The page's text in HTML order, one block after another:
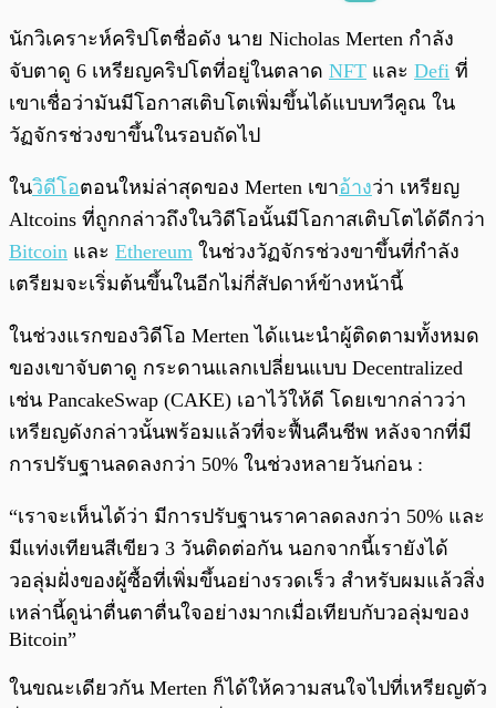
พร้อมเล่น /0:00
นักวิเคราะห์คริปโตชื่อดัง นาย Nicholas Merten กำลัง
จับตาดู 6 เหรียญคริปโตที่อยู่ในตลาด NFT และ Defi ที่
เขาเชื่อว่ามันมีโอกาสเติบโตเพิ่มขึ้นได้แบบทวีคูณ ใน
วัฏจักรช่วงขาขึ้นในรอบถัดไป
ในวิดีโอตอนใหม่ล่าสุดของ Merten เขาอ้างว่า เหรียญ
Altcoins ที่ถูกกล่าวถึงในวิดีโอนั้นมีโอกาสเติบโตได้ดีกว่า
Bitcoin และ Ethereum ในช่วงวัฏจักรช่วงขาขึ้นที่กำลัง
เตรียมจะเริ่มต้นขึ้นในอีกไม่กี่สัปดาห์ข้างหน้านี้
ในช่วงแรกของวิดีโอ Merten ได้แนะนำผู้ติดตามทั้งหมด
ของเขาจับตาดู กระดานแลกเปลี่ยนแบบ Decentralized
เช่น PancakeSwap (CAKE) เอาไว้ให้ดี โดยเขากล่าวว่า
เหรียญดังกล่าวนั้นพร้อมแล้วที่จะฟื้นคืนชีพ หลังจากที่มี
การปรับฐานลดลงกว่า 50% ในช่วงหลายวันก่อน :
“เราจะเห็นได้ว่า มีการปรับฐานราคาลดลงกว่า 50% และ
มีแท่งเทียนสีเขียว 3 วันติดต่อกัน นอกจากนี้เรายังได้
วอลุ่มฝั่งของผู้ซื้อที่เพิ่มขึ้นอย่างรวดเร็ว สำหรับผมแล้วสิ่ง
เหล่านี้ดูน่าตื่นตาตื่นใจอย่างมากเมื่อเทียบกับวอลุ่มของ
Bitcoin”
ในขณะเดียวกัน Merten ก็ได้ให้ความสนใจไปที่เหรียญตัว